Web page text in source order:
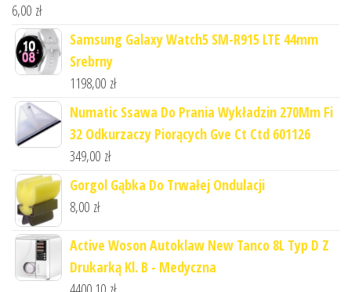
6,00 zł
Samsung Galaxy Watch5 SM-R915 LTE 44mm
Srebrny
1198,00 zł
Numatic Ssawa Do Prania Wykładzin 270Mm Fi
32 Odkurzaczy Piorących Gve Ct Ctd 601126
349,00 zł
Gorgol Gąbka Do Trwałej Ondulacji
8,00 zł
Active Woson Autoklaw New Tanco 8L Typ D Z
Drukarką Kl. B - Medyczna